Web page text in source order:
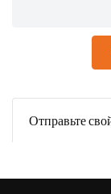
Отправьте